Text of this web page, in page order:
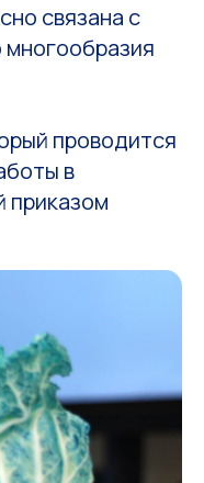
связана с
проводится
в
приказом